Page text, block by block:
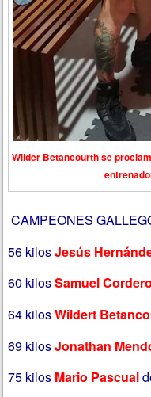
Wilder Betancourth se
CAMPEONES
56 kilosJesús
60 kilosSamuel Cordero
64 kilosWildert
69 kilosJonathan
75 kilos Mario Pascual